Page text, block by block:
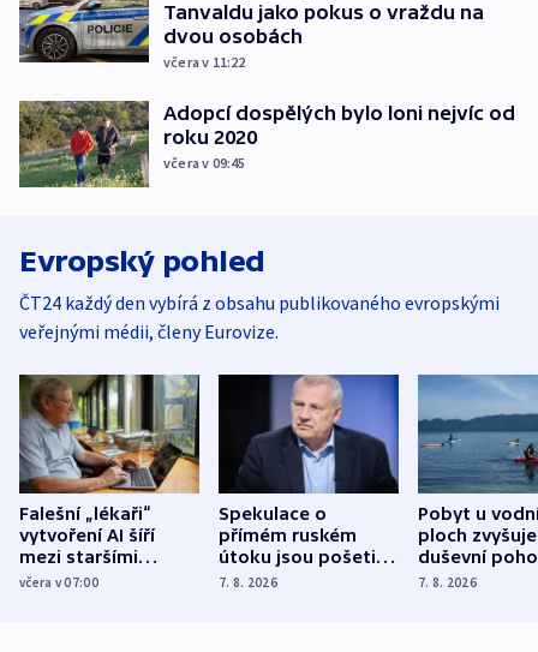
Tanvaldu jako pokus o vraždu na
dvou osobách
včera v 11:22
Adopcí dospělých bylo loni nejvíc od
roku 2020
včera v 09:45
Evropský pohled
ČT24 každý den vybírá z obsahu publikovaného evropskými
veřejnými médii, členy Eurovize.
Falešní „lékaři“
vytvoření AI šíří
mezi staršími
Poláky nebezpečné
včera v 07:00
Spekulace o
přímém ruském
útoku jsou pošetilé,
míní estonský
7. 8. 2026
Pobyt u
ploch zvyšuje
duševní
ukázala
7. 8. 2026